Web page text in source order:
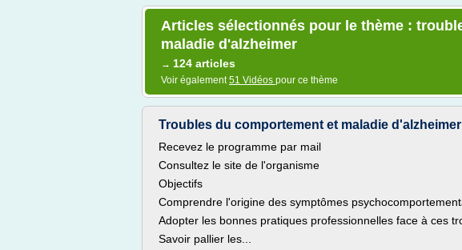
Articles sélectionnés pour le thème :
maladie d'alzheimer
→ 124 articles
Voir également51 Vidéos pour ce thème
Troubles du comportement et maladie d'alzheimer
Recevez le programme par mail
Consultez le site de l'organisme
Objectifs
Comprendre l'origine des symptômes
Adopter les bonnes pratiques professionnelles face à ces
Savoir pallier les...